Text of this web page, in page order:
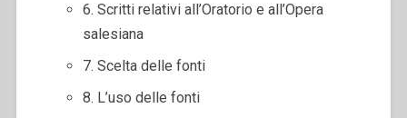
6. Scritti relativi all’Oratorio e all’Opera
salesiana
7. Scelta delle fonti
8. L’uso delle fonti